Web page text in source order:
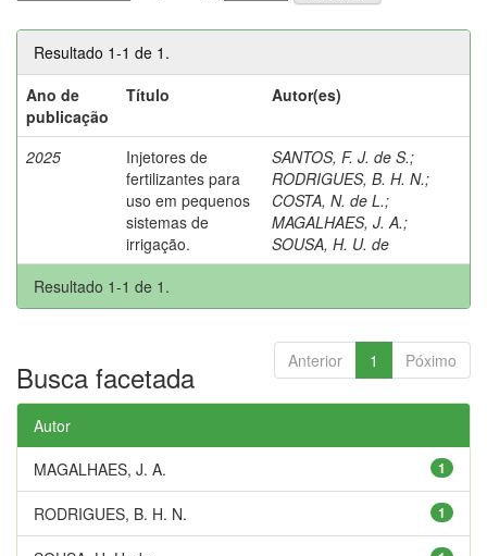
Resultado 1-1 de 1.
Ano de
publicação
Título Autor(es)
2025
Injetores de
fertilizantes para
uso em pequenos
sistemas de
irrigação.
SANTOS, F. J. de S.;
RODRIGUES, B. H. N.;
COSTA, N. de L.;
MAGALHAES, J. A.;
SOUSA, H. U. de
Resultado 1-1 de 1.
Anterior 1 Póximo
Busca facetada
Autor
1
MAGALHAES, J. A.
1
RODRIGUES, B. H. N.